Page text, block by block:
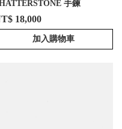
手鍊
18,000
加入購物車